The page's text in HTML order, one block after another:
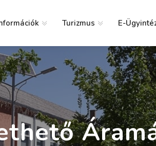
Turizmus E-